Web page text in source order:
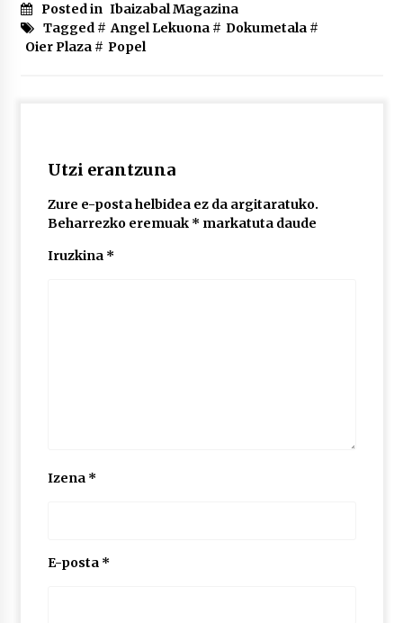
2026/07/03
MUSIBLA #297: Bide, Boards Of Canada, Somak,
Posted in Ibaizabal Magazina
Tagged # Angel Lekuona# Dokumetala#
Oier Plaza# Popel
Utzi erantzuna
Zure e-posta helbidea ez da argitaratuko.
Beharrezko eremuak * markatuta daude
Iruzkina *
Izena *
E-posta *